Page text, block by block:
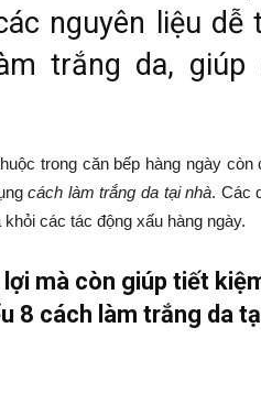
nguyên liệu
trắng da,
trong căn bếp hàng ngày
cách làm trắng da tại nhà. Các
khỏi các tác động xấu hàng ngày.
mà còn giúp tiết
8 cách làm trắng da